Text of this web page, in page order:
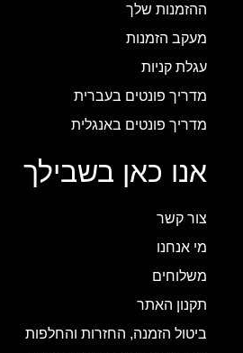
ההזמנות שלך
מעקב הזמנות
עגלת קניות
מדריך פונטים בעברית
מדריך פונטים באנגלית
אנו כאן בשבילך
צור קשר
מי אנחנו
משלוחים
תקנון האתר
ביטול הזמנה, החזרות והחלפות